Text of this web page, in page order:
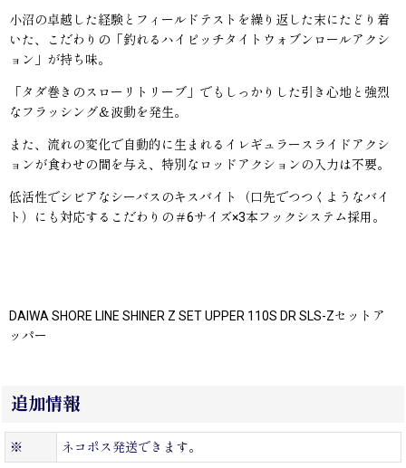
小沼の卓越した経験とフィールドテストを繰り返した末にたどり着
いた、こだわりの「釣れるハイピッチタイトウォブンロールアクシ
ョン」が持ち味。
「タダ巻きのスローリトリーブ」でもしっかりした引き心地と強烈
なフラッシング＆波動を発生。
また、流れの変化で自動的に生まれるイレギュラースライドアクシ
ョンが食わせの間を与え、特別なロッドアクションの入力は不要。
低活性でシビアなシーバスのキスバイト（口先でつつくようなバイ
ト）にも対応するこだわりの＃6サイズ×3本フックシステム採用。
DAIWA SHORE LINE SHINER Z SET UPPER 110S DR SLS-Zセットア
ッパー
追加情報
※ ネコポス発送できます。